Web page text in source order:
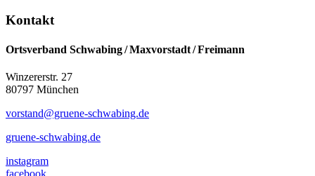
Kontakt
Ortsverband Schwabing / Maxvorstadt ⁠/ Freimann
Winzererstr. 27
80797 München
vorstand@gruene-schwabing.de
gruene-schwabing.de
instagram
facebook